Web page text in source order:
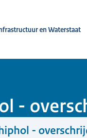
en Waterstaat
-
-